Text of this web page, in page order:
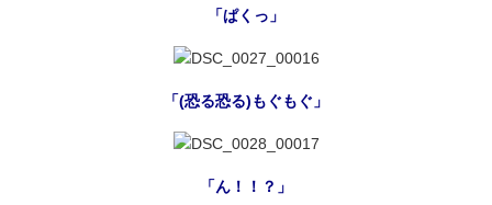
「ぱくっ」
「(恐る恐る)もぐもぐ」
「ん！！？」